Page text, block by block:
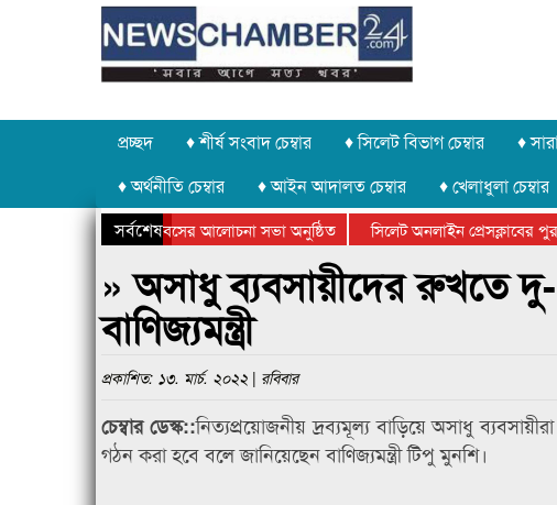
প্রচ্ছদ ♦ শীর্ষ সংবাদ চেম্বার ♦ সিলেট বিভাগ চেম্বার ♦
♦ অর্থনীতি চেম্বার
♦ আইন আদালত চেম্বার ♦ খেলাধুলা চেম্বার
সর্বশেষ
উদ্যোগে গণঅভ্যুত্থান দিবসের আলোচনা সভা অনুষ্ঠিত সিলেট অনলাইন প্রেসক্লাবের
কানাইঘাটে আলোচনা সভা ও সম্মাননা প্রদান
কানাইঘাটের কিশোর আহাদের খুনি
» অসাধু ব্যবসায়ীদের রুখতে
বাণিজ্যমন্ত্রী
প্রকাশিত: ১৩. মার্চ. ২০২২ | রবিবার
চেম্বার ডেস্ক::নিত্যপ্রয়োজনীয় দ্রব্যমূল্য বাড়িয়ে অসাধু
গঠন করা হবে বলে জানিয়েছেন বাণিজ্যমন্ত্রী টিপু মুনশি।